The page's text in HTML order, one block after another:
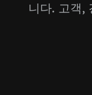
니다. 고객,